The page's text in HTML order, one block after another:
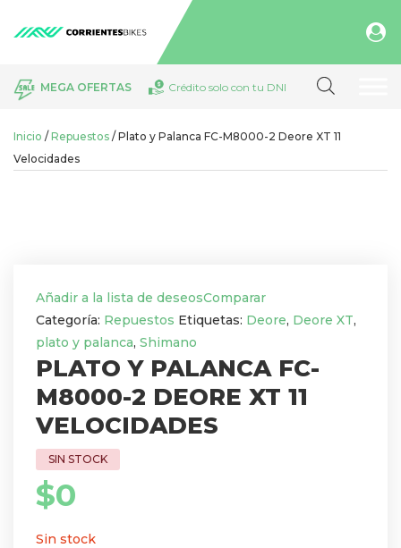
productos
MEGA OFERTAS Crédito solo con tu DNI
Inicio / Repuestos / Plato y Palanca FC-M8000-2 Deore XT 11
Velocidades
PLATO Y PALANCA FC-
M8000-2 DEORE XT 11
VELOCIDADES
$0
Sin stock
Añadir a la lista de deseosComparar
Categoría: Repuestos Etiquetas: Deore, Deore XT,
plato y palanca, Shimano